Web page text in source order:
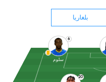
بلغاريا
20
6
سلوم